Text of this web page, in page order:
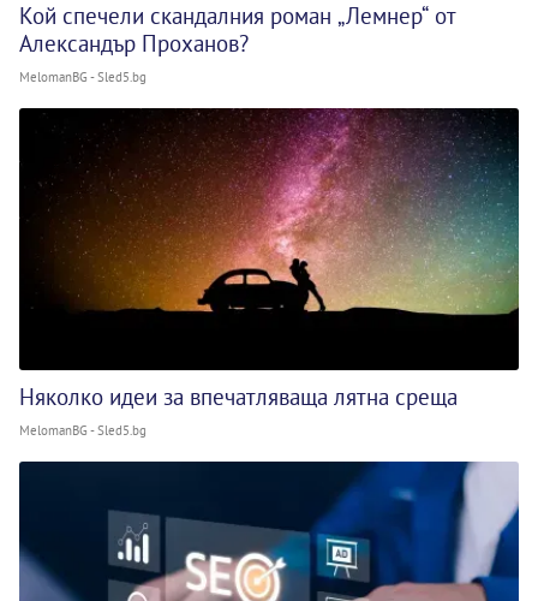
Кой спечели скандалния роман „Лемнер“ от
Александър Проханов?
MelomanBG - Sled5.bg
Няколко идеи за впечатляваща лятна среща
MelomanBG - Sled5.bg